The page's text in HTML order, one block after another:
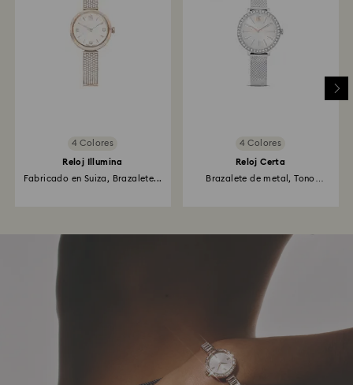
4 Colores
Reloj Illumina
Fabricado en Suiza, Brazalete...
4 Colores
Reloj Certa
Brazalete de metal, Tono